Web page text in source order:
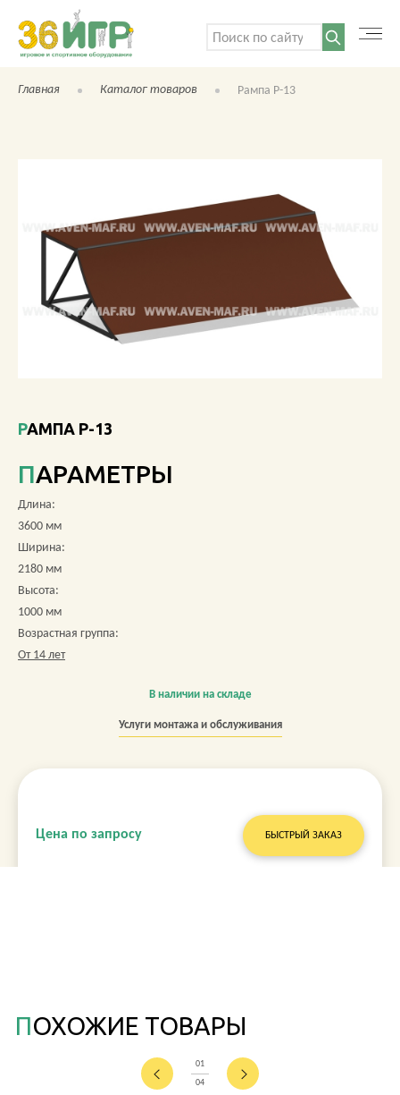
+7 (473) 212-11-30
Поиск:
Главная Каталог товаров Рампа Р-13
РАМПА Р-13
ПАРАМЕТРЫ
Длина:
3600 мм
Ширина:
2180 мм
Высота:
1000 мм
Возрастная группа:
От 14 лет
В наличии на складе
Услуги монтажа и обслуживания
Цена по запросу БЫСТРЫЙ ЗАКАЗ
ПОХОЖИЕ ТОВАРЫ
01
04